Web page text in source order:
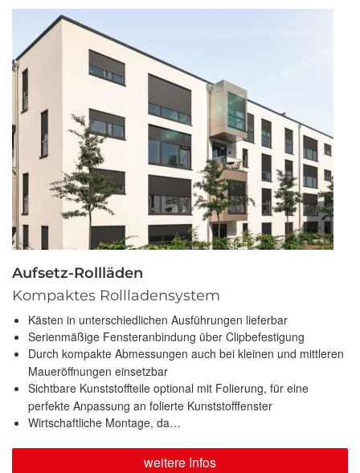
Aufsetz-Rollläden
Kompaktes Rollladensystem
Kästen in unterschiedlichen Ausführungen lieferbar
Serienmäßige Fensteranbindung über Clipbefestigung
Durch kompakte Abmessungen auch bei kleinen und mittleren
Maueröffnungen einsetzbar
Sichtbare Kunststoffteile optional mit Folierung, für eine
perfekte Anpassung an folierte Kunststofffenster
Wirtschaftliche Montage, da…
weitere Infos